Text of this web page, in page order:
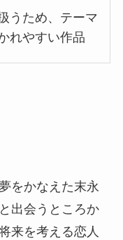
うため、テーマ
れやすい作品
をかなえた末永
出会うところか
来を考える恋人